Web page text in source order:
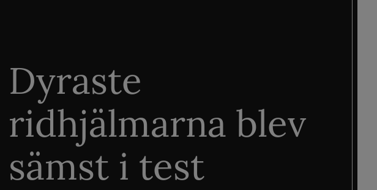
Dyraste
ridhjälmarna blev
sämst i test